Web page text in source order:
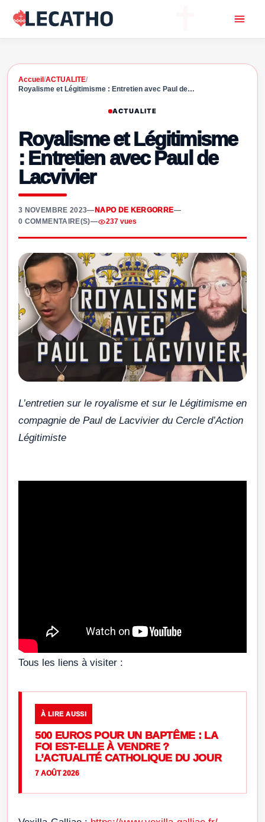
Accueil /ACTUALITE/
Royalisme et Légitimisme : Entretien avec Paul de…
ACTUALITE
Royalisme et Légitimisme
: Entretien avec Paul de
Lacvivier
3 NOVEMBRE 2023— NAPO DE KERGORRE—
0 COMMENTAIRE(S)— 237 vues
L’entretien sur le royalisme et sur le Légitimisme en
compagnie de Paul de Lacvivier du Cercle d’Action
Légitimiste
Tous les liens à visiter :
À LIRE AUSSI
500 EUROS POUR UN BAPTÊME : LA
FOI EST-ELLE À VENDRE ?
L’ACTUALITÉ CATHOLIQUE DU JOUR
7 AOÛT 2026